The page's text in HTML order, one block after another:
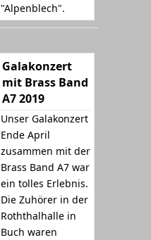
"Alpenblech".
Galakonzert
mit Brass Band
A7 2019
Unser Galakonzert
Ende April
zusammen mit der
Brass Band A7 war
ein tolles Erlebnis.
Die Zuhörer in der
Roththalhalle in
Buch waren